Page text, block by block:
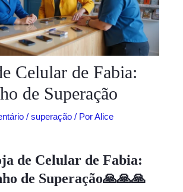
Celular de Fabia:
de Superação
/ superação / PorAlice
de Celular de Fabia:
de Superação🙏🙏🙏